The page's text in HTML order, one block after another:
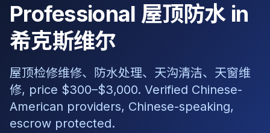
Professional 屋顶防水 in
希克斯维尔
屋顶检修维修、防水处理、天沟清洁、天窗维
修, price $300–$3,000. Verified Chinese-
American providers, Chinese-speaking,
escrow protected.